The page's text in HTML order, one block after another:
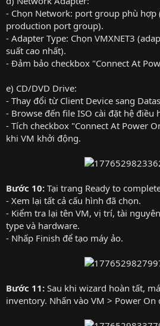
- Chọn Network: port group phù hợp
production port group).
- Adapter Type: Chọn VMXNET3
suất cao nhất).
- Đảm bảo checkbox "Connect At
e) CD/DVD Drive:
- Thay đổi từ Client Device sang
- Browse đến file ISO cài đặt hệ điều
- Tích checkbox "Connect At Power
khi VM khởi động.
Bước 10: Tại trang Ready to
- Xem lại tất cả cấu hình đã chọn.
- Kiểm tra lại tên VM, vị trí, tài
type và hardware.
- Nhấp Finish để tạo máy ảo.
Bước 11: Sau khi wizard hoàn tất,
inventory. Nhấn vào VM > Power On